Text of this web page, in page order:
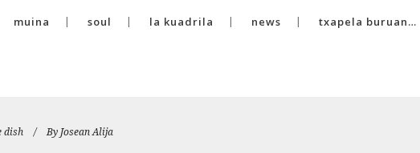
muina soul la kuadrila news txapela buruan…
dish By Josean Alija